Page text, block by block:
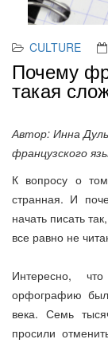
CULTURE
Почему
такая
Автор: Инна
французского
К вопросу о
странная. И
начать писать
все равно не
Интересно,
орфографию
века. Семь
просили